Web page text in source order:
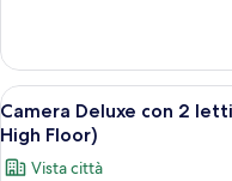
Standard
(30th-
32th
High
Floor)
Apri
tutte
le
12
Camera Deluxe con 2
High Floor)
Vista città